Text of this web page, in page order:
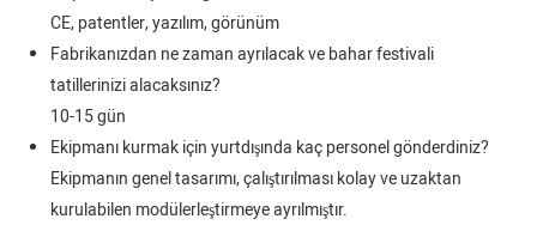
CE, patentler, yazılım, görünüm
Fabrikanızdan ne zaman ayrılacak ve bahar festivali
tatillerinizi alacaksınız?
10-15 gün
Ekipmanı kurmak için yurtdışında kaç personel gönderdiniz?
Ekipmanın genel tasarımı, çalıştırılması kolay ve uzaktan
kurulabilen modülerleştirmeye ayrılmıştır.